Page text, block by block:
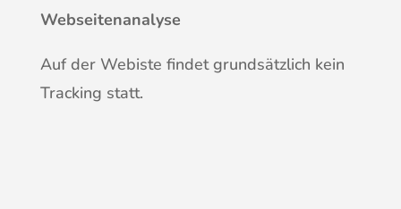
Webseitenanalyse
Auf der Webiste findet grundsätzlich kein
Tracking statt.